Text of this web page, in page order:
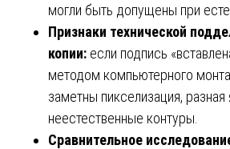
могли быть допущены при
Признаки технической
копии: если подпись
методом компьютерного
заметны пикселизация, разная
неестественные контуры.
Сравнительное